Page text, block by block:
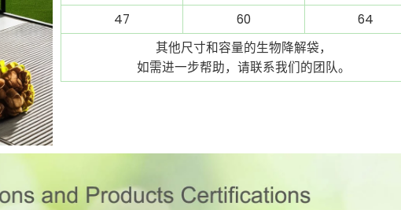
47
60
64
其他尺寸和容量的生物降解袋，
如需进一步帮助，请联系我们的团队。